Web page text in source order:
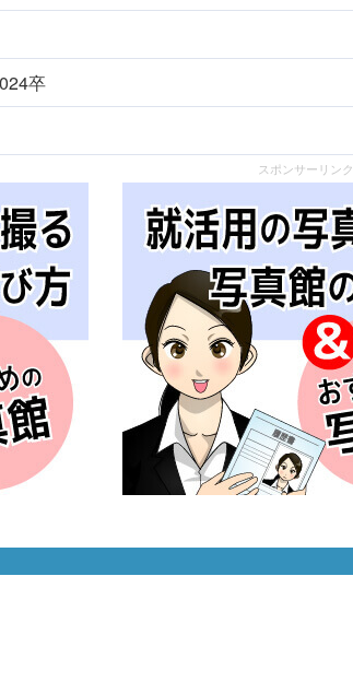
卒
スポンサーリンク